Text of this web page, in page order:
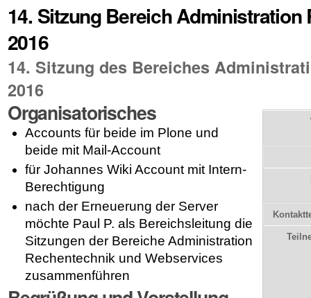
14. Sitzung Bereich Administration
2016
14. Sitzung des Bereiches
2016
Organisatorisches
Accounts für beide im Plone und
beide mit Mail-Account
für Johannes Wiki Account mit Intern-
Berechtigung
nach der Erneuerung der Server
möchte Paul P. als Bereichsleitung die
Sitzungen der Bereiche Administration
Rechentechnik und Webservices
zusammenführen